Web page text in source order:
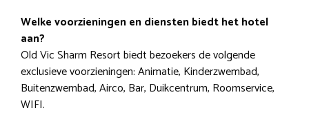
Welke voorzieningen en diensten biedt het hotel
aan?
Old Vic Sharm Resort biedt bezoekers de volgende
exclusieve voorzieningen: Animatie, Kinderzwembad,
Buitenzwembad, Airco, Bar, Duikcentrum, Roomservice,
WIFI.